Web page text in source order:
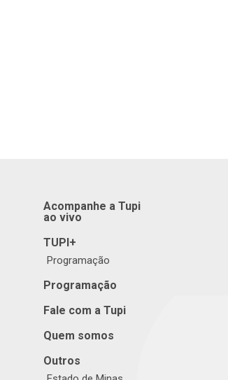
Acompanhe a Tupi
ao vivo
TUPI+
Programação
Programação
Fale com a Tupi
Quem somos
Outros